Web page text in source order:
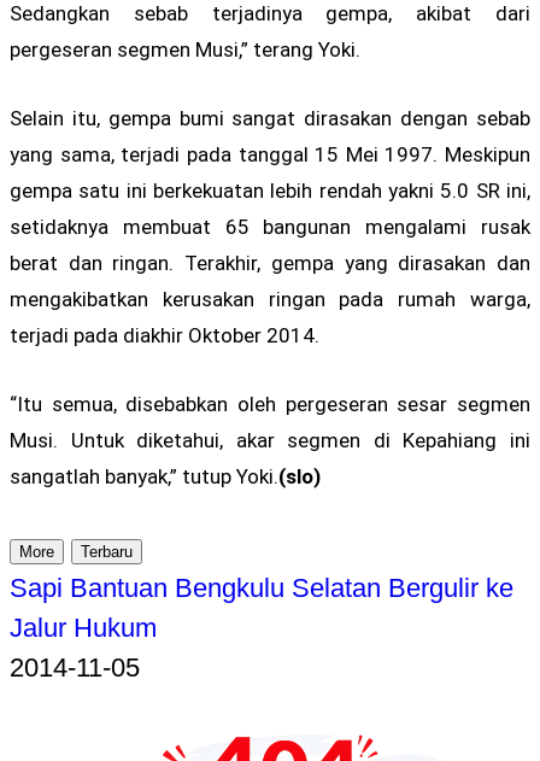
Sedangkan sebab terjadinya gempa, akibat dari
pergeseran segmen Musi,” terang Yoki.
Selain itu, gempa bumi sangat dirasakan dengan sebab
yang sama, terjadi pada tanggal 15 Mei 1997. Meskipun
gempa satu ini berkekuatan lebih rendah yakni 5.0 SR ini,
setidaknya membuat 65 bangunan mengalami rusak
berat dan ringan. Terakhir, gempa yang dirasakan dan
mengakibatkan kerusakan ringan pada rumah warga,
terjadi pada diakhir Oktober 2014.
“Itu semua, disebabkan oleh pergeseran sesar segmen
Musi. Untuk diketahui, akar segmen di Kepahiang ini
sangatlah banyak,” tutup Yoki.(slo)
More Terbaru
Sapi Bantuan Bengkulu Selatan Bergulir ke
Jalur Hukum
2014-11-05